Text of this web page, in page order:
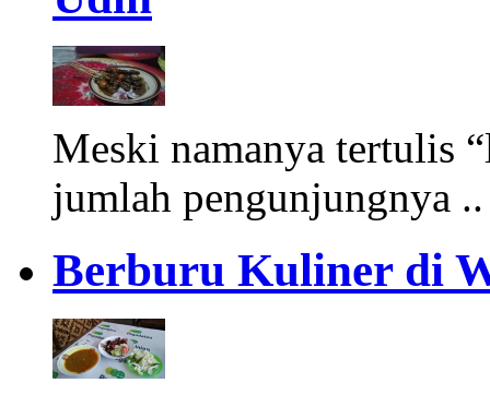
Meski namanya tertulis
jumlah pengunjungnya
Berburu Kuliner di